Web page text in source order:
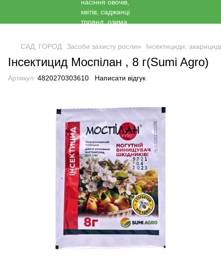
САД, ГОРОД Засоби захисту рослин Інсектициди,
Інсектицид Моспілан , 8 г(Sumi Agro)
Артикул: 4820270303610 Написати відгук